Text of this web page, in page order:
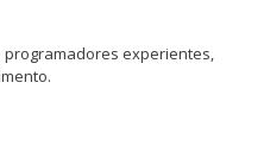
programadores experientes,